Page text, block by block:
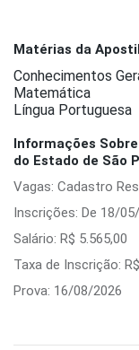
Matérias da
Conhecimentos
Matemática
Língua Portuguesa
Informações
do Estado de São
Vagas: Cadastro
Inscrições: De 18/
Salário: R$ 5.565,00
Taxa de Inscrição:
Prova: 16/08/2026